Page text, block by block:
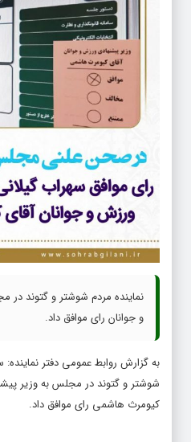
نماینده مردم شوشتر و گتوند
و جوانان رای موافق داد.
به گزارش روابط عمومی دفتر نماینده:
شوشتر و گتوند در مجلس به وزیر
کیومرث هاشمی رای موافق داد.